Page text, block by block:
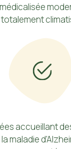
totalement
accueillant
maladie